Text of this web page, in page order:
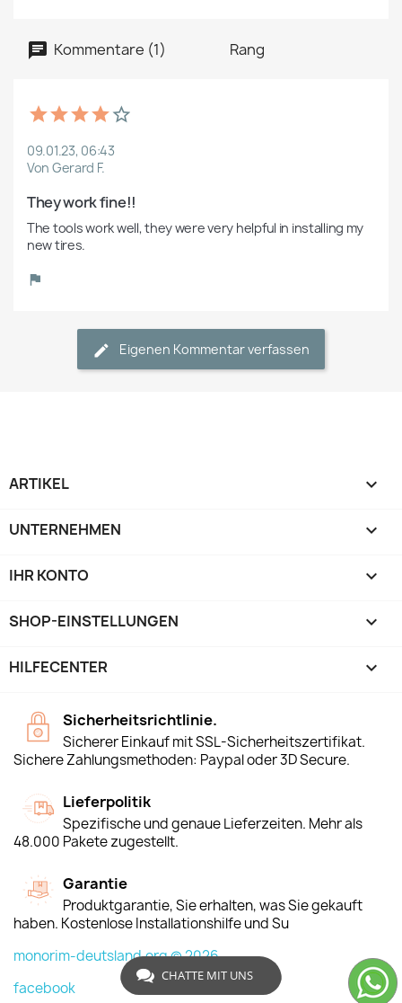
Kommentare (1) Rang
09.01.23, 06:43
Von Gerard F.
They work fine!!
The tools work well, they were very helpful in installing my
new tires.
Eigenen Kommentar verfassen
ARTIKEL 
UNTERNEHMEN 
IHR KONTO 
SHOP-EINSTELLUNGEN keyboard_arrow_down
HILFECENTER 
Sicherheitsrichtlinie.
Sicherer Einkauf mit SSL-Sicherheitszertifikat.
Sichere Zahlungsmethoden: Paypal oder 3D Secure.
Lieferpolitik
Spezifische und genaue Lieferzeiten. Mehr als
48.000 Pakete zugestellt.
Garantie
Produktgarantie, Sie erhalten, was Sie gekauft
haben. Kostenlose Installationshilfe und Su
monorim-deutsland.org © 2026
facebook
CHATTE MIT UNS